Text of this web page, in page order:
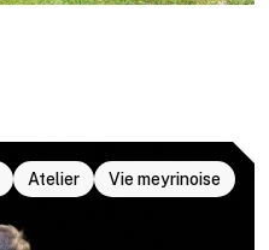
Atelier Vie meyrinoise